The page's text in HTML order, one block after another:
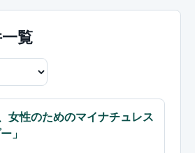
覧
女性のためのマイナチュレス
」